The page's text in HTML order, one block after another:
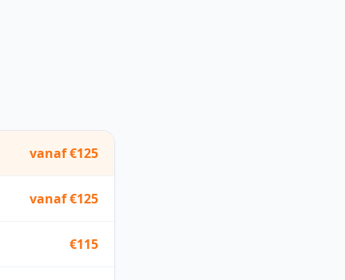
vanaf €125
vanaf €125
€115